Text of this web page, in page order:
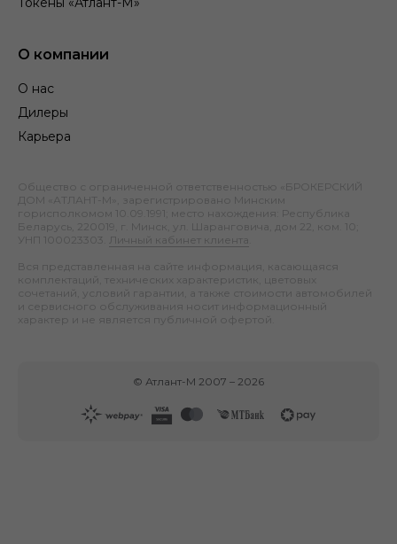
О компании
О нас
Дилеры
Карьера
Общество с ограниченной ответственностью «БРОКЕРСКИЙ
ДОМ «АТЛАНТ-М», зарегистрировано Минским
горисполкомом 10.09.1991; место нахождения: Республика
Беларусь, 220019, г. Минск, ул. Шаранговича, дом 22, ком. 10;
УНП 100023303.
Личный кабинет клиента
Вся представленная на сайте информация, касающаяся
комплектаций, технических характеристик, цветовых
сочетаний, условий гарантии, а также стоимости автомобилей
и сервисного обслуживания носит информационный
характер и не является публичной офертой.
© Атлант-М 2007 – 2026